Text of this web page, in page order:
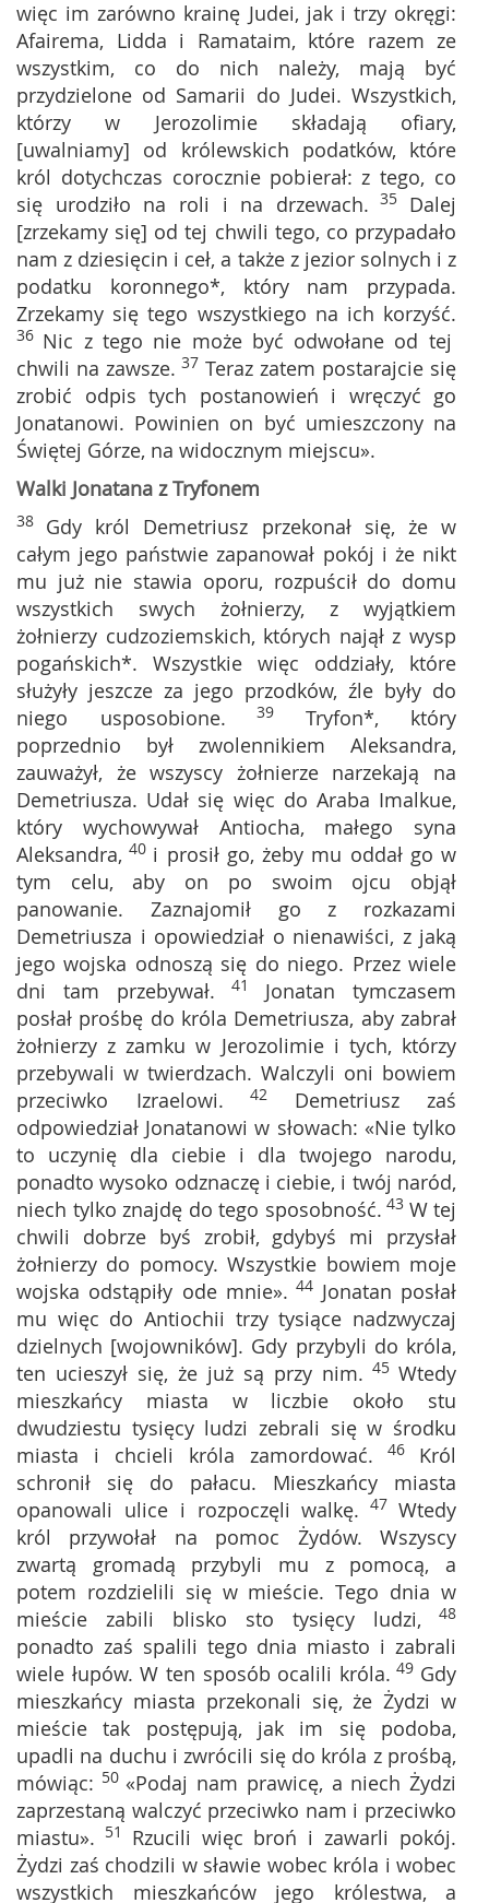
więc im zarówno krainę Judei, jak i trzy okręgi:
Afairema, Lidda i Ramataim, które razem ze
wszystkim, co do nich należy, mają być
przydzielone od Samarii do Judei. Wszystkich,
którzy w Jerozolimie składają ofiary,
[uwalniamy] od królewskich podatków, które
król dotychczas corocznie pobierał: z tego, co
się urodziło na roli i na drzewach. 35 Dalej
[zrzekamy się] od tej chwili tego, co przypadało
nam z dziesięcin i ceł, a także z jezior solnych i z
podatku koronnego*, który nam przypada.
Zrzekamy się tego wszystkiego na ich korzyść.
36 Nic z tego nie może być odwołane od tej
chwili na zawsze. 37 Teraz zatem postarajcie się
zrobić odpis tych postanowień i wręczyć go
Jonatanowi. Powinien on być umieszczony na
Świętej Górze, na widocznym miejscu».
Walki Jonatana z Tryfonem
38 Gdy król Demetriusz przekonał się, że w
całym jego państwie zapanował pokój i że nikt
mu już nie stawia oporu, rozpuścił do domu
wszystkich swych żołnierzy, z wyjątkiem
żołnierzy cudzoziemskich, których najął z wysp
pogańskich*. Wszystkie więc oddziały, które
służyły jeszcze za jego przodków, źle były do
niego usposobione. 39 Tryfon*, który
poprzednio był zwolennikiem Aleksandra,
zauważył, że wszyscy żołnierze narzekają na
Demetriusza. Udał się więc do Araba Imalkue,
który wychowywał Antiocha, małego syna
Aleksandra, 40 i prosił go, żeby mu oddał go w
tym celu, aby on po swoim ojcu objął
panowanie. Zaznajomił go z rozkazami
Demetriusza i opowiedział o nienawiści, z jaką
jego wojska odnoszą się do niego. Przez wiele
dni tam przebywał. 41 Jonatan tymczasem
posłał prośbę do króla Demetriusza, aby zabrał
żołnierzy z zamku w Jerozolimie i tych, którzy
przebywali w twierdzach. Walczyli oni bowiem
przeciwko Izraelowi. 42 Demetriusz zaś
odpowiedział Jonatanowi w słowach: «Nie tylko
to uczynię dla ciebie i dla twojego narodu,
ponadto wysoko odznaczę i ciebie, i twój naród,
niech tylko znajdę do tego sposobność. 43 W tej
chwili dobrze byś zrobił, gdybyś mi przysłał
żołnierzy do pomocy. Wszystkie bowiem moje
wojska odstąpiły ode mnie». 44 Jonatan posłał
mu więc do Antiochii trzy tysiące nadzwyczaj
dzielnych [wojowników]. Gdy przybyli do króla,
ten ucieszył się, że już są przy nim. 45 Wtedy
mieszkańcy miasta w liczbie około stu
dwudziestu tysięcy ludzi zebrali się w środku
miasta i chcieli króla zamordować. 46 Król
schronił się do pałacu. Mieszkańcy miasta
opanowali ulice i rozpoczęli walkę. 47Wtedy
król przywołał na pomoc Żydów. Wszyscy
zwartą gromadą przybyli mu z pomocą, a
potem rozdzielili się w mieście. Tego dnia w
mieście zabili blisko sto tysięcy ludzi, 48
ponadto zaś spalili tego dnia miasto i zabrali
wiele łupów. W ten sposób ocalili króla. 49 Gdy
mieszkańcy miasta przekonali się, że Żydzi w
mieście tak postępują, jak im się podoba,
upadli na duchu i zwrócili się do króla z prośbą,
mówiąc: 50 «Podaj nam prawicę, a niech Żydzi
zaprzestaną walczyć przeciwko nam i przeciwko
miastu». 51 Rzucili więc broń i zawarli pokój.
Żydzi zaś chodzili w sławie wobec króla i wobec
wszystkich mieszkańców jego królestwa, a